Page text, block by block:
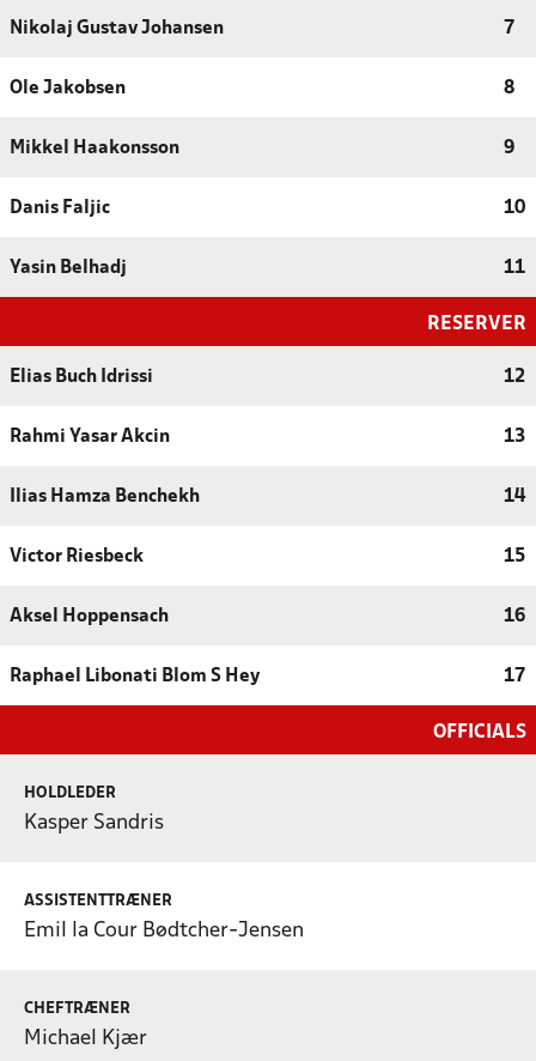
Nikolaj Gustav Johansen 7
Ole Jakobsen 8
Mikkel Haakonsson 9
Danis Faljic 10
Yasin Belhadj 11
RESERVER
Elias Buch Idrissi 12
Rahmi Yasar Akcin 13
Ilias Hamza Benchekh 14
Victor Riesbeck 15
Aksel Hoppensach 16
Raphael Libonati Blom S Hey 17
OFFICIALS
HOLDLEDER
Kasper Sandris
ASSISTENTTRÆNER
Emil la Cour Bødtcher-Jensen
CHEFTRÆNER
Michael Kjær